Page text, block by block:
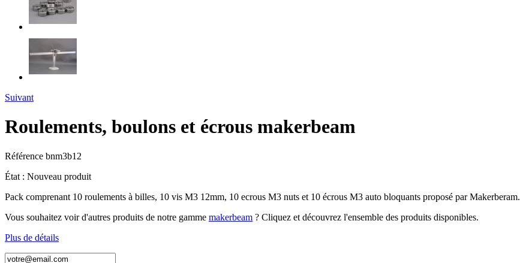
Suivant
Roulements, boulons et écrous makerbeam
Référence bnm3b12
État : Nouveau produit
Pack comprenant 10 roulements à billes, 10 vis M3 12mm, 10 ecrous M3 nuts et 10 écrous M3 auto bloquants proposé par Makerberam.
Vous souhaitez voir d'autres produits de notre gamme makerbeam ? Cliquez et découvrez l'ensemble des produits disponibles.
Plus de détails